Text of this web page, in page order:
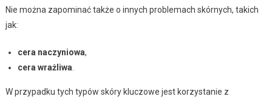
Nie można zapominać także o innych problemach skórnych, takich
jak:
cera naczyniowa,
cera wrażliwa
W przypadku tych typów skóry kluczowe jest korzystanie z